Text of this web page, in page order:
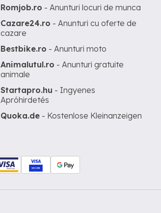
Romjob.ro - Anunturi locuri de munca
Cazare24.ro - Anunturi cu oferte de
cazare
Bestbike.ro - Anunturi moto
Animalutul.ro - Anunturi gratuite
animale
Startapro.hu - Ingyenes
Apróhirdetés
Quoka.de - Kostenlose Kleinanzeigen